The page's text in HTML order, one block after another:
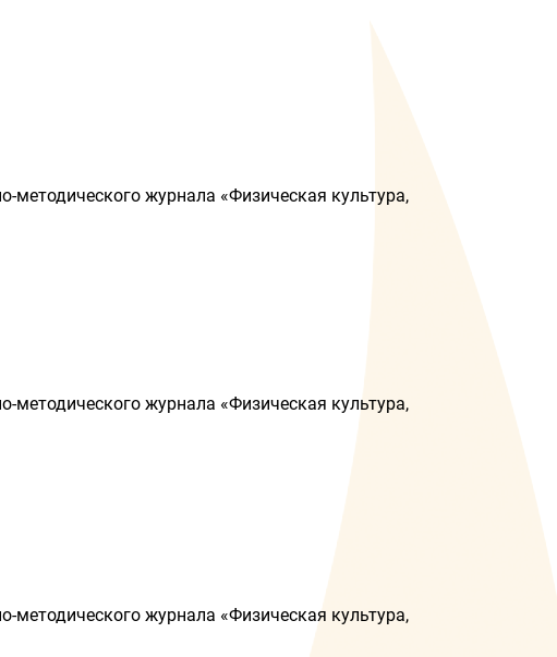
методического журнала «Физическая культура,
методического журнала «Физическая культура,
методического журнала «Физическая культура,